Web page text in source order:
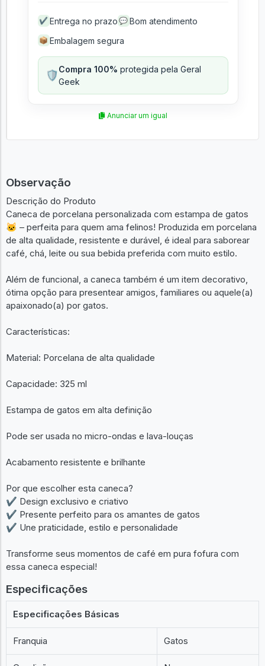
✔ Entrega no prazo 💬 Bom atendimento
📦 Embalagem segura
🛡️Compra 100% protegida pela Geral
Geek
Anunciar um igual
Observação
Descrição do Produto
Caneca de porcelana personalizada com estampa de gatos
🐱 – perfeita para quem ama felinos! Produzida em porcelana
de alta qualidade, resistente e durável, é ideal para saborear
café, chá, leite ou sua bebida preferida com muito estilo.
Além de funcional, a caneca também é um item decorativo,
ótima opção para presentear amigos, familiares ou aquele(a)
apaixonado(a) por gatos.
Características:
Material: Porcelana de alta qualidade
Capacidade: 325 ml
Estampa de gatos em alta definição
Pode ser usada no micro-ondas e lava-louças
Acabamento resistente e brilhante
Por que escolher esta caneca?
✔ Design exclusivo e criativo
✔ Presente perfeito para os amantes de gatos
✔ Une praticidade, estilo e personalidade
Transforme seus momentos de café em pura fofura com
essa caneca especial!
Especificações
Especificações Básicas
Franquia Gatos